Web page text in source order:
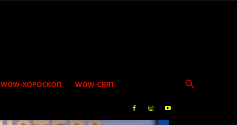
WOW-ХОРОСКОП WOW-СВЯТ